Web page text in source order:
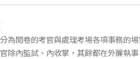
為閱卷的考官與處理考場各項事務的
除內監試、內收掌，其餘都在外簾執